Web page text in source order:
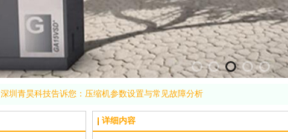
深圳青昊科技告诉您：压缩机参数设置与常见故障分析
详细内容